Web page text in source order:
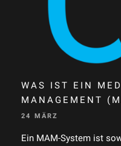
WAS IST EIN
MANAGEMENT
24 MÄRZ
Ein MAM-System ist